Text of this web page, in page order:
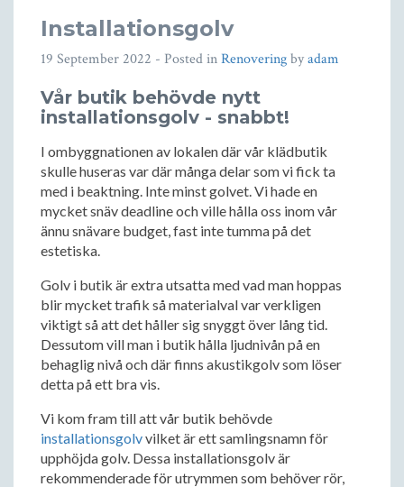
Installationsgolv
19 September 2022 - Posted inRenoveringbyadam
Vår butik behövde nytt
installationsgolv - snabbt!
I ombyggnationen av lokalen där vår klädbutik
skulle huseras var där många delar som vi fick ta
med i beaktning. Inte minst golvet. Vi hade en
mycket snäv deadline och ville hålla oss inom vår
ännu snävare budget, fast inte tumma på det
estetiska.
Golv i butik är extra utsatta med vad man hoppas
blir mycket trafik så materialval var verkligen
viktigt så att det håller sig snyggt över lång tid.
Dessutom vill man i butik hålla ljudnivån på en
behaglig nivå och där finns akustikgolv som löser
detta på ett bra vis.
Vi kom fram till att vår butik behövde
installationsgolvvilket är ett samlingsnamn för
upphöjda golv. Dessa installationsgolv är
rekommenderade för utrymmen som behöver rör,